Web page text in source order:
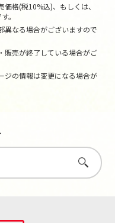
格(税10%込)、もしくは、
。
なる場合がございますので
売が終了している場合がご
の情報は変更になる場合が
さがす